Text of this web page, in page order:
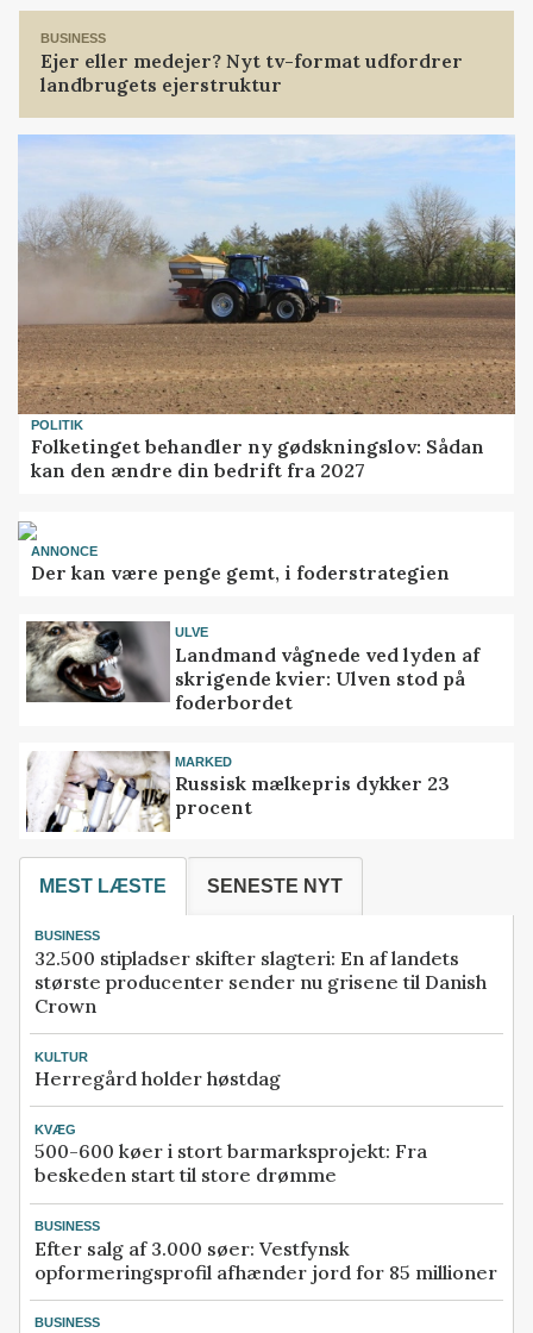
BUSINESS
Ejer eller medejer? Nyt tv-format udfordrer
landbrugets ejerstruktur
POLITIK
Folketinget behandler ny gødskningslov: Sådan
kan den ændre din bedrift fra 2027
ANNONCE
Der kan være penge gemt, i foderstrategien
ULVE
Landmand vågnede ved lyden af
skrigende kvier: Ulven stod på
foderbordet
MARKED
Russisk mælkepris dykker 23
procent
MEST LÆSTE SENESTE NYT
BUSINESS
32.500 stipladser skifter slagteri: En af landets
største producenter sender nu grisene til Danish
Crown
KULTUR
Herregård holder høstdag
KVÆG
500-600 køer i stort barmarksprojekt: Fra
beskeden start til store drømme
BUSINESS
Efter salg af 3.000 søer: Vestfynsk
opformeringsprofil afhænder jord for 85 millioner
BUSINESS